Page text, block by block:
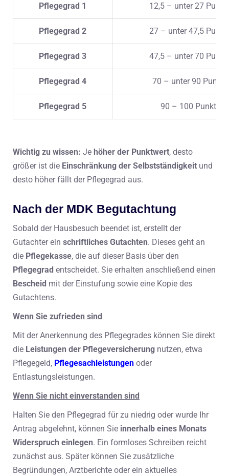
Pflegegrad 1 12,5 – unter 27
Pflegegrad 2 27 – unter 47,5
Pflegegrad 3 47,5 – unter 70
Pflegegrad 4 70 – unter 90 Punkte
Pflegegrad 5 90 – 100 Punkte
Wichtig zu wissen: Je höher der Punktwert, desto
größer ist die Einschränkung der Selbstständigkeit und
desto höher fällt der Pflegegrad aus.
Nach der MDK Begutachtung
Sobald der Hausbesuch beendet ist, erstellt der
Gutachter ein schriftliches Gutachten. Dieses geht an
die Pflegekasse, die auf dieser Basis über den
Pflegegrad entscheidet. Sie erhalten anschließend einen
Bescheid mit der Einstufung sowie eine Kopie des
Gutachtens.
Wenn Sie zufrieden sind
Mit der Anerkennung des Pflegegrades können Sie direkt
die Leistungen der Pflegeversicherung nutzen, etwa
Pflegegeld, Pflegesachleistungen oder
Entlastungsleistungen.
Wenn Sie nicht einverstanden sind
Halten Sie den Pflegegrad für zu niedrig oder wurde Ihr
Antrag abgelehnt, können Sie innerhalb eines Monats
Widerspruch einlegen. Ein formloses Schreiben reicht
zunächst aus. Später können Sie zusätzliche
Begründungen, Arztberichte oder ein aktuelles